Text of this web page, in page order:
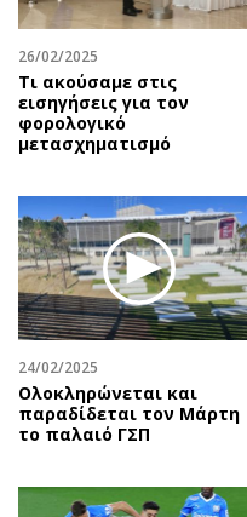
26/02/2025
Τι ακούσαμε στις
εισηγήσεις για τον
φορολογικό
μετασχηματισμό
24/02/2025
Ολοκληρώνεται και
παραδίδεται τον Μάρτη
το παλαιό ΓΣΠ